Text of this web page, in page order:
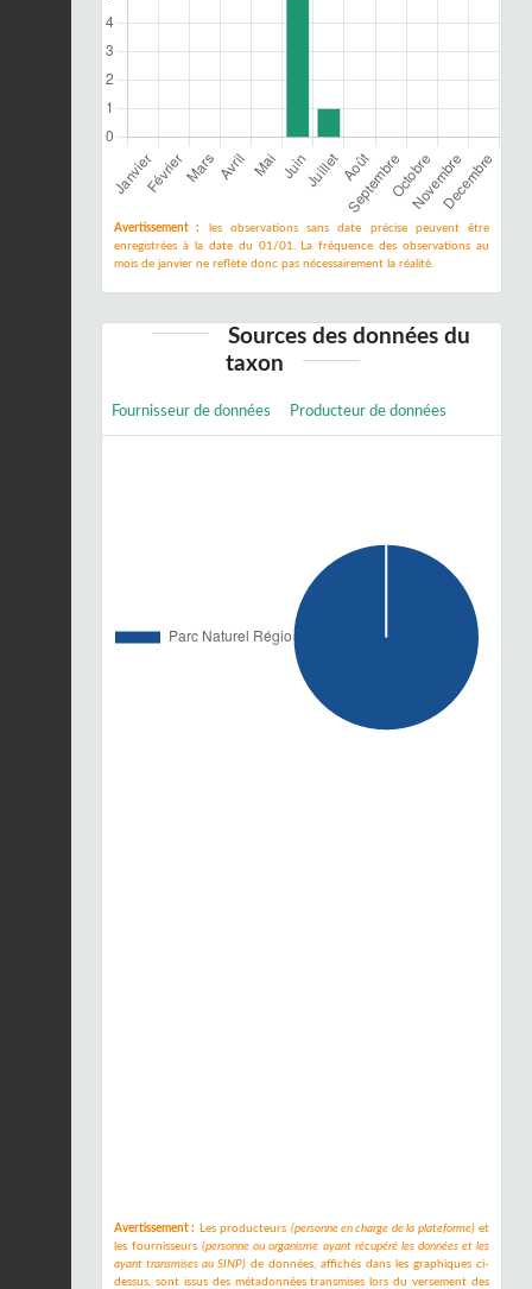
Avertissement :
les observations sans date précise peuvent être
enregistrées à la date du 01/01. La fréquence des observations au
mois de janvier ne reflète donc pas nécessairement la réalité.
Sources des données du
taxon
Fournisseur de données Producteur de données
Avertissement : Les producteurs (personne en charge de la plateforme)et
les fournisseurs(personne ou organisme ayant récupéré les données et les
ayant transmises au SINP) de données, affichés dans les graphiques ci-
dessus, sont issus des métadonnées transmises lors du versement des